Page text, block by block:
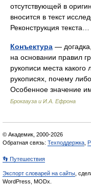
отсутствующей в
вносится в текст
Реконструкция
Конъектура —
на основании правил
рукописи места
рукописях, почему
Особенное значение
Брокгауза и И.А. Ефрона
© Академик, 2000-2026
Обратная связь: Техподдержка
👣 Путешествия
Экспорт словарей на сайты ,
WordPress, MODx.